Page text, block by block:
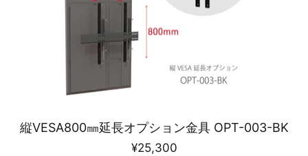
縦VESA800㎜延長オプション金具 OPT-003-BK
¥25,300